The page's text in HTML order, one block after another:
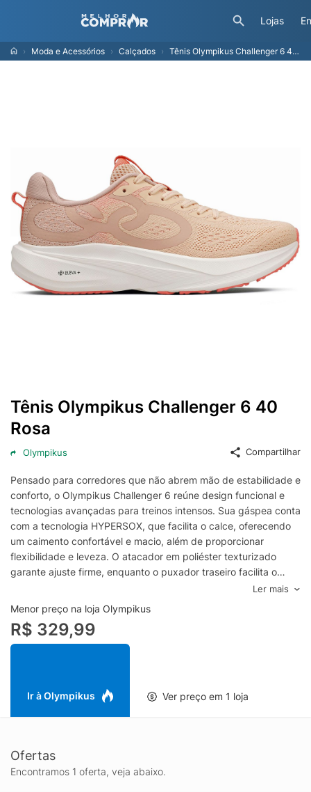
Lojas
Moda e Acessórios Calçados Tênis Olympikus Challenger 6 40 Rosa
Tênis Olympikus Challenger 6 40
Rosa
Olympikus Compartilhar
Pensado para corredores que não abrem mão de estabilidade e
conforto, o Olympikus Challenger 6 reúne design funcional e
tecnologias avançadas para treinos intensos. Sua gáspea conta
com a tecnologia HYPERSOX, que facilita o calce, oferecendo
um caimento confortável e macio, além de proporcionar
flexibilidade e leveza. O atacador em poliéster texturizado
garante ajuste firme, enquanto o puxador traseiro facilita o
calce. O forro em poliéster com espuma proporciona toque
macio durante todo o treino. A palmilha, composta por poliéster
e EVA com aplicações gráficas, oferece suporte e conforto,
enquanto o solado ELEVA+ entrega resiliência, complementado
pela tecnologia ULTRAX, que proporciona tração e
Ler mais
Menor preço na loja Olympikus
R$ 329,99
Ir à Olympikus Ver preço em 1 loja
Ofertas
Encontramos 1 oferta, veja abaixo.